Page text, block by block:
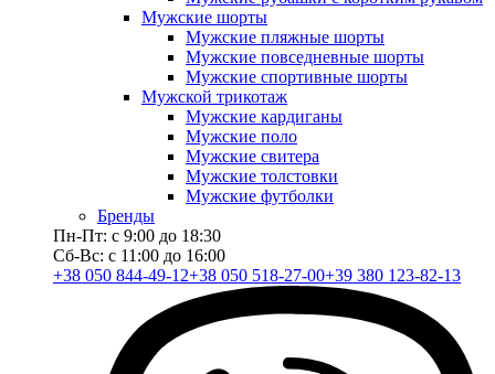
Мужские шорты
Мужские пляжные шорты
Мужские повседневные шорты
Мужские спортивные шорты
Мужской трикотаж
Мужские кардиганы
Мужские поло
Мужские свитера
Мужские толстовки
Мужские футболки
Бренды
Пн-Пт: с 9:00 до 18:30
Сб-Вс: с 11:00 до 16:00
+38 050 844-49-12+38 050 518-27-00+39 380 123-82-13